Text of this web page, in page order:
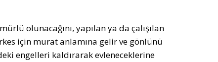
olunacağını, yapılan ya da çalışılan
için murat anlamına gelir ve gönlünü
engelleri kaldırarak evleneceklerine